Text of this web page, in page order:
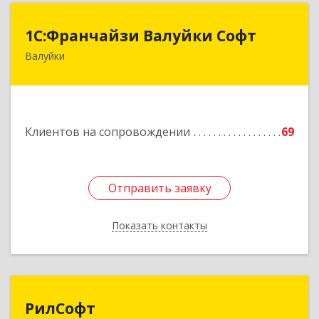
1С:Франчайзи Валуйки Софт
Валуйки
Клиентов на сопровождении 69
Отправить заявку
Показать контакты
1С:Франчайзи Валуйки Софт
309996, Белгородская обл, Валуйки г, Горького,
Отправить заявку
Назад
РилСофт